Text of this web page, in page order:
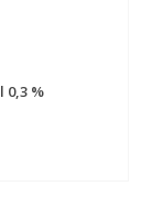
0,3 %